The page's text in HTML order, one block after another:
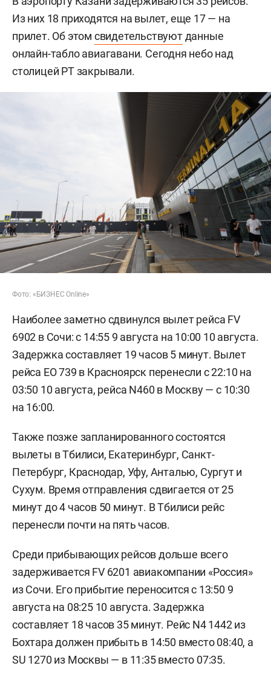
Из них 18 приходятся на вылет, еще 17 — на
прилет. Об этом свидетельствуютданные
онлайн-табло авиагавани. Сегодня небо над
столицей РТ закрывали.
Фото: «БИЗНЕС Online»
Наиболее заметно сдвинулся вылет рейса FV
6902 в Сочи: с 14:55 9 августа на 10:00 10 августа.
Задержка составляет 19 часов 5 минут. Вылет
рейса EO 739 в Красноярск перенесли с 22:10 на
03:50 10 августа, рейса N460 в Москву — с 10:30
на 16:00.
Также позже запланированного состоятся
вылеты в Тбилиси, Екатеринбург, Санкт-
Петербург, Краснодар, Уфу, Анталью, Сургут и
Сухум. Время отправления сдвигается от 25
минут до 4 часов 50 минут. В Тбилиси рейс
перенесли почти на пять часов.
Среди прибывающих рейсов дольше всего
задерживается FV 6201 авиакомпании «Россия»
из Сочи. Его прибытие переносится с 13:50 9
августа на 08:25 10 августа. Задержка
составляет 18 часов 35 минут. Рейс N4 1442 из
Бохтара должен прибыть в 14:50 вместо 08:40, а
SU 1270 из Москвы — в 11:35 вместо 07:35.